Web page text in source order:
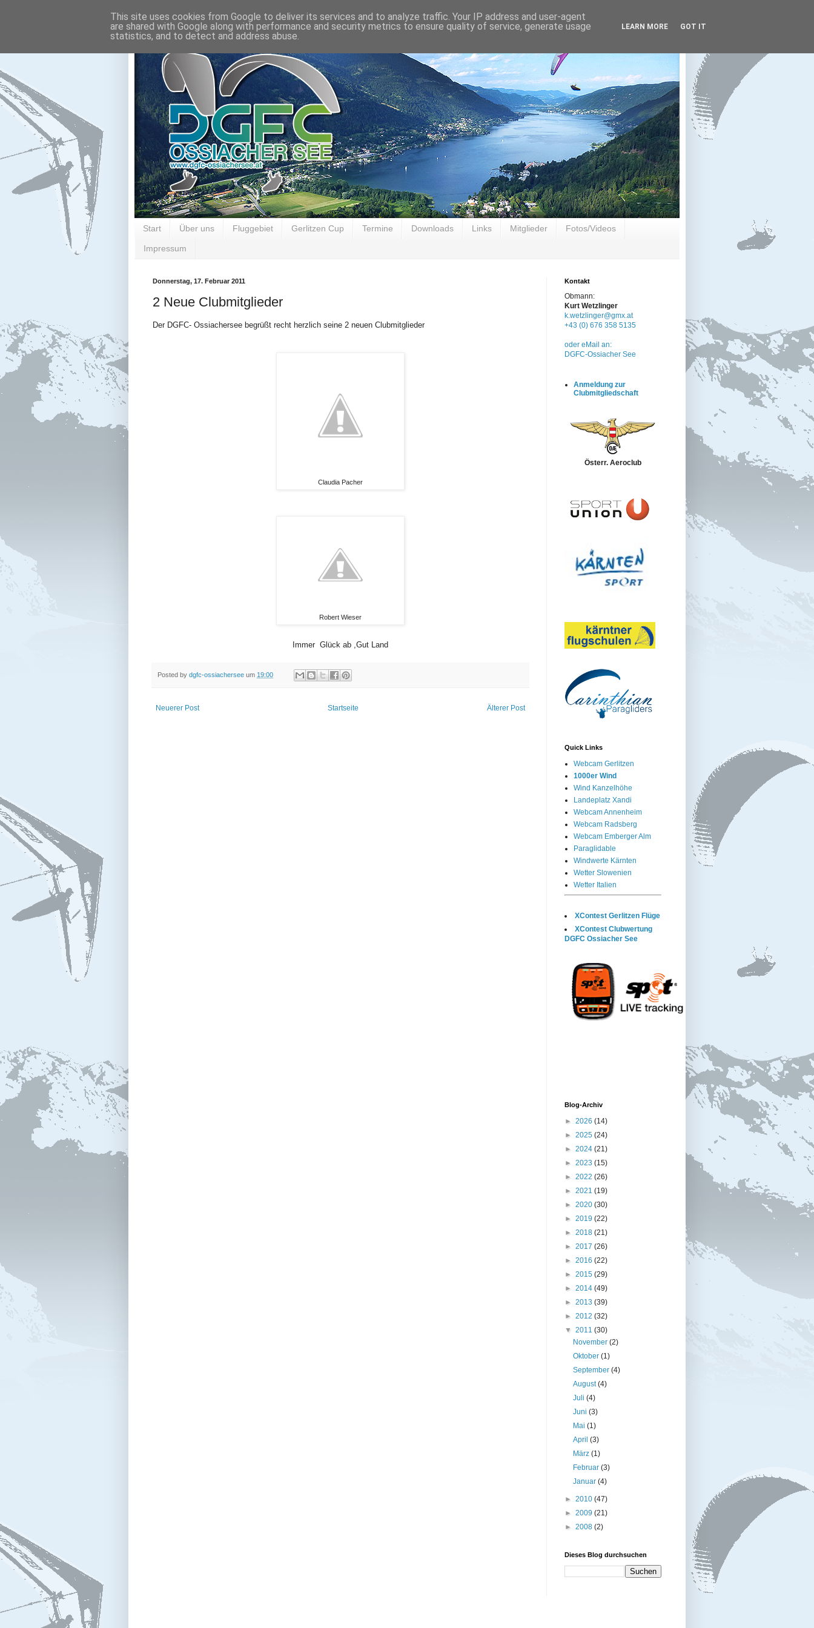
Start Über uns Fluggebiet Gerlitzen Cup Termine Downloads Links Mitglieder Fotos/Videos
Impressum
Donnerstag, 17. Februar 2011
2 Neue Clubmitglieder
Der DGFC- Ossiachersee begrüßt recht herzlich seine 2 neuen Clubmitglieder
Claudia Pacher
Robert Wieser
Immer Glück ab ,Gut Land
Posted by dgfc-ossiachersee um 19:00
Neuerer Post Älterer Post
Startseite
Kontakt
Obmann:
Kurt Wetzlinger
k.wetzlinger@gmx.at
+43 (0) 676 358 5135
oder eMail an:
DGFC-Ossiacher See
Anmeldung zur
Clubmitgliedschaft
Österr. Aeroclub
Quick Links
Webcam Gerlitzen
1000er Wind
Wind Kanzelhöhe
Landeplatz Xandi
Webcam Annenheim
Webcam Radsberg
Webcam Emberger Alm
Paraglidable
Windwerte Kärnten
Wetter Slowenien
Wetter Italien
XContest Gerlitzen Flüge
XContest Clubwertung
DGFC Ossiacher See
Blog-Archiv
► 2026 (14)
► 2025 (24)
► 2024 (21)
► 2023 (15)
► 2022 (26)
► 2021 (19)
► 2020 (30)
► 2019 (22)
► 2018 (21)
► 2017 (26)
► 2016 (22)
► 2015 (29)
► 2014 (49)
► 2013 (39)
► 2012 (32)
▼ 2011 (30)
November(2)
Oktober(1)
September(4)
August(4)
Juli(4)
Juni(3)
Mai(1)
April(3)
März(1)
Februar(3)
Januar(4)
► 2010 (47)
► 2009 (21)
► 2008 (2)
Dieses Blog durchsuchen
This site uses cookies from Google to deliver its services and to analyze traffic. Your IP address and user-agent
are shared with Google along with performance and security metrics to ensure quality of service, generate usage
statistics, and to detect and address abuse.
LEARN MORE GOT IT